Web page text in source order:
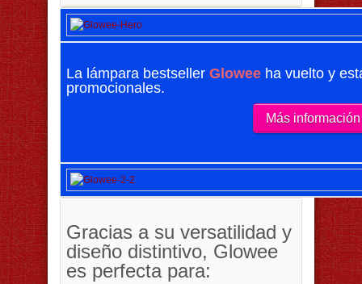
La lámpara bestseller Glowee ha vuelto y
promocionales.
Más información
Gracias a su versatilidad y
diseño distintivo, Glowee
es perfecta para: